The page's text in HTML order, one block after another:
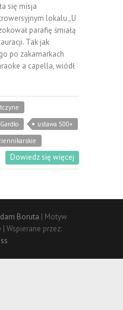
się misja
lokalu „U
parafię śmiałą
Tak jak
po zakamarkach
a capella, wiódł
ustawa 500+
Dowiedz się więcej
Boruta | Motyw
| Wspierane przez: